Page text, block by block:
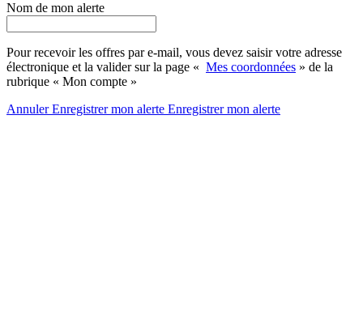
Nom de mon alerte
Pour recevoir les offres par e-mail, vous devez saisir votre adresse
électronique et la valider sur la page « Mes coordonnées » de la
rubrique « Mon compte »
AnnulerEnregistrer mon alerte Enregistrermon alerte